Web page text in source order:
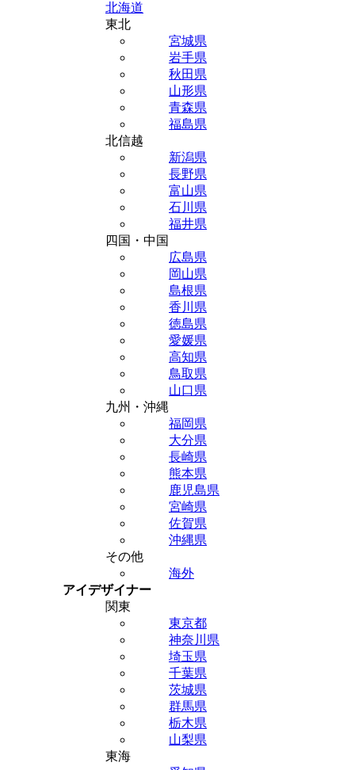
北海道
東北
宮城県
岩手県
秋田県
山形県
青森県
福島県
北信越
新潟県
長野県
富山県
石川県
福井県
四国・中国
広島県
岡山県
島根県
香川県
徳島県
愛媛県
高知県
鳥取県
山口県
九州・沖縄
福岡県
大分県
長崎県
熊本県
鹿児島県
宮崎県
佐賀県
沖縄県
その他
海外
アイデザイナー
関東
東京都
神奈川県
埼玉県
千葉県
茨城県
群馬県
栃木県
山梨県
東海